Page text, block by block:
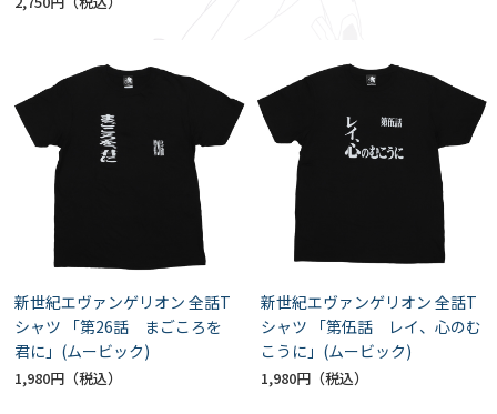
新世紀エヴァンゲリオン 全話T
シャツ 「第26話 まごころを
君に」(ムービック)
1,980円
新世紀エヴァンゲリオン 全話T
シャツ 「第伍話 レイ、心のむ
こうに」(ムービック)
1,980円